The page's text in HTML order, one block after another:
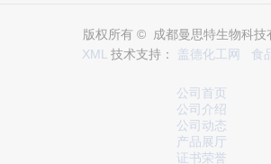
版权所有 © 成都曼思特生物科技
XML 技术支持： 盖德化工网 食
公司首页
公司介绍
公司动态
产品展厅
证书荣誉